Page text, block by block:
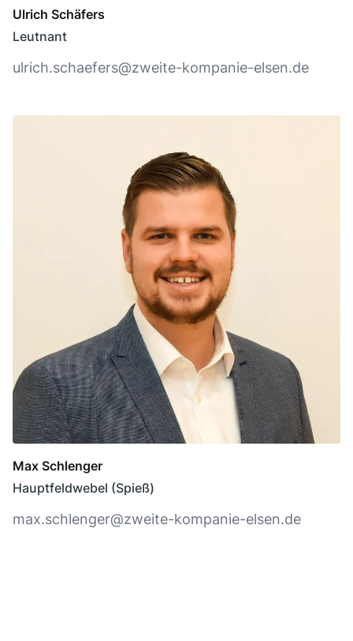
Ulrich Schäfers
Leutnant
ulrich.schaefers@zweite-kompanie-elsen.de
Max Schlenger
Hauptfeldwebel (Spieß)
max.schlenger@zweite-kompanie-elsen.de